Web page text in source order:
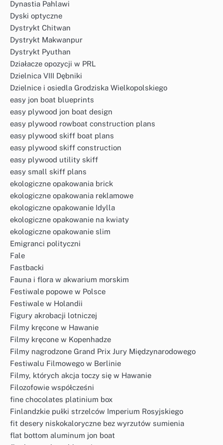
Dynastia Pahlawi
Dyski optyczne
Dystrykt Chitwan
Dystrykt Makwanpur
Dystrykt Pyuthan
Działacze opozycji w PRL
Dzielnica VIII Dębniki
Dzielnice i osiedla Grodziska Wielkopolskiego
easy jon boat blueprints
easy plywood jon boat design
easy plywood rowboat construction plans
easy plywood skiff boat plans
easy plywood skiff construction
easy plywood utility skiff
easy small skiff plans
ekologiczne opakowania brick
ekologiczne opakowania reklamowe
ekologiczne opakowanie Idylla
ekologiczne opakowanie na kwiaty
ekologiczne opakowanie slim
Emigranci polityczni
Fale
Fastbacki
Fauna i flora w akwarium morskim
Festiwale popowe w Polsce
Festiwale w Holandii
Figury akrobacji lotniczej
Filmy kręcone w Hawanie
Filmy kręcone w Kopenhadze
Filmy nagrodzone Grand Prix Jury Międzynarodowego
Festiwalu Filmowego w Berlinie
Filmy, których akcja toczy się w Hawanie
Filozofowie współcześni
fine chocolates platinium box
Finlandzkie pułki strzelców Imperium Rosyjskiego
fit desery niskokaloryczne bez wyrzutów sumienia
flat bottom aluminum jon boat